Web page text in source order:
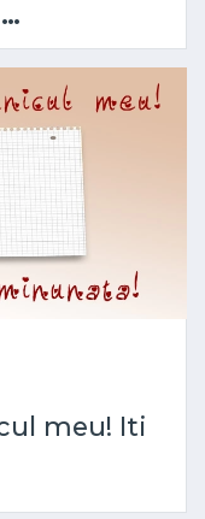
meu! Iti